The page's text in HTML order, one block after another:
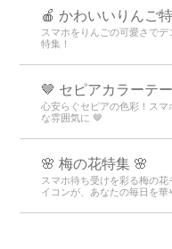
🍎 かわいいりんご
スマホをりんごの可愛さで
特集！
🤎 セピアカラーテ
心安らぐセピアの色彩！ス
な雰囲気に 🤎
🌸 梅の花特集 🌸
スマホ待ち受けを彩る梅の
イコンが、あなたの毎日を華